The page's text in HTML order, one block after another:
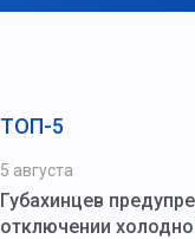
ТОП-5
5 августа
Губахинцев
отключении